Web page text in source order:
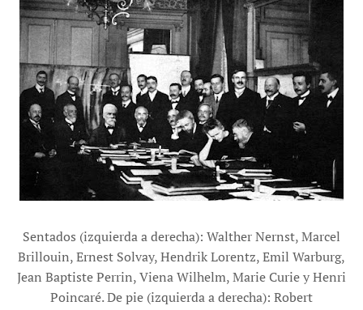
Sentados (izquierda a derecha): Walther Nernst, Marcel
Brillouin, Ernest Solvay, Hendrik Lorentz, Emil Warburg,
Jean Baptiste Perrin, Viena Wilhelm, Marie Curie y Henri
Poincaré. De pie (izquierda a derecha): Robert